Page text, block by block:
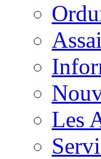
Les